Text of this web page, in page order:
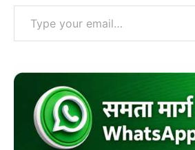
Type your email…